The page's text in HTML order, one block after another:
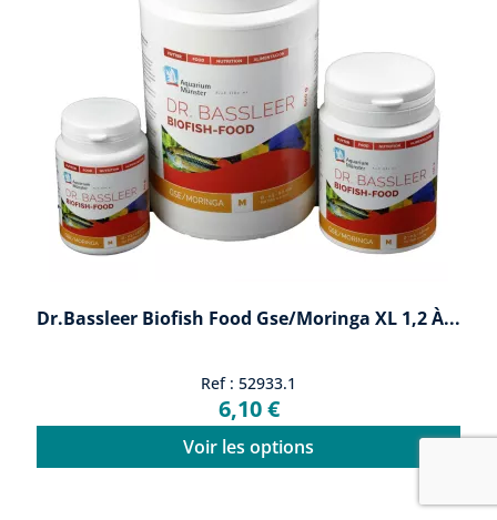
Dr.Bassleer Biofish Food Gse/moringa XL 1,2 À...
Ref : 52933.1
6,10 €
Voir les options